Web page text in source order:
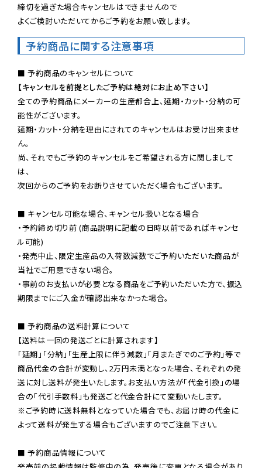
締切を過ぎた場合キャンセルはできませんので
よくご検討いただいてからご予約をお願い致します。
予約商品に関する注意事項
【キャンセルを前提としたご予約は絶対にお止め下さい】
全ての予約商品にメーカーの生産都合上、延期・カット・分納の可
能性がございます。
延期・カット・分納を理由にされてのキャンセルはお受け出来ませ
ん。
尚、それでもご予約のキャンセルをご希望される方に関しまして
は、
次回からのご予約をお断りさせていただく場合もございます。
■ キャンセル可能な場合、キャンセル扱いとなる場合
・予約締め切り前 (商品説明に記載の日時以前であればキャンセ
ル可能)
・発売中止、限定生産品の入荷数減数でご予約いただいた商品が
当社でご用意できない場合。
・事前のお支払いが必要となる商品をご予約いただいた方で、振込
期限までにご入金が確認出来なかった場合。
■ 予約商品の送料計算について
【送料は一回の発送ごとに計算されます】
「延期」「分納」「生産上限に伴う減数」「月またぎでのご予約」等で
商品代金の合計が変動し、2万円未満となった場合、それぞれの発
送に対し送料が発生いたします。お支払い方法が「代金引換」の場
※ご予約時に送料無料となっていた場合でも、お届け時の代金に
よって送料が発生する場合もございますのでご注意下さい。
■ 予約商品情報について